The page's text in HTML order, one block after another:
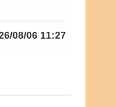
08/06 11:27